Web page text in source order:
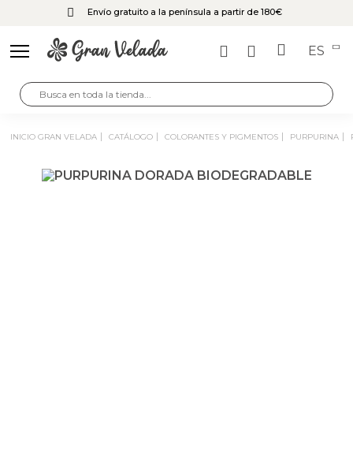
Envío gratuito a la península a partir de 180€
ES
INICIO GRAN VELADA CATÁLOGO COLORANTES Y PIGMENTOS PURPURINA